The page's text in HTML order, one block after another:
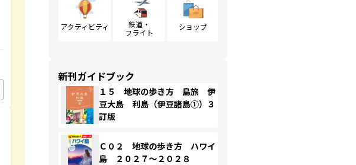
アクティビティ
鉄道・
フライト
ショップ
新刊ガイドブック
１５ 地球の歩き方 島旅 伊
豆大島 利島（伊豆諸島①）３
訂版
Ｃ０２ 地球の歩き方 ハワイ
島 ２０２７～２０２８